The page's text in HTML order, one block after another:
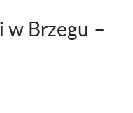
w Brzegu –